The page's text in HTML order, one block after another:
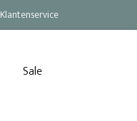
Klantenservice
Sale